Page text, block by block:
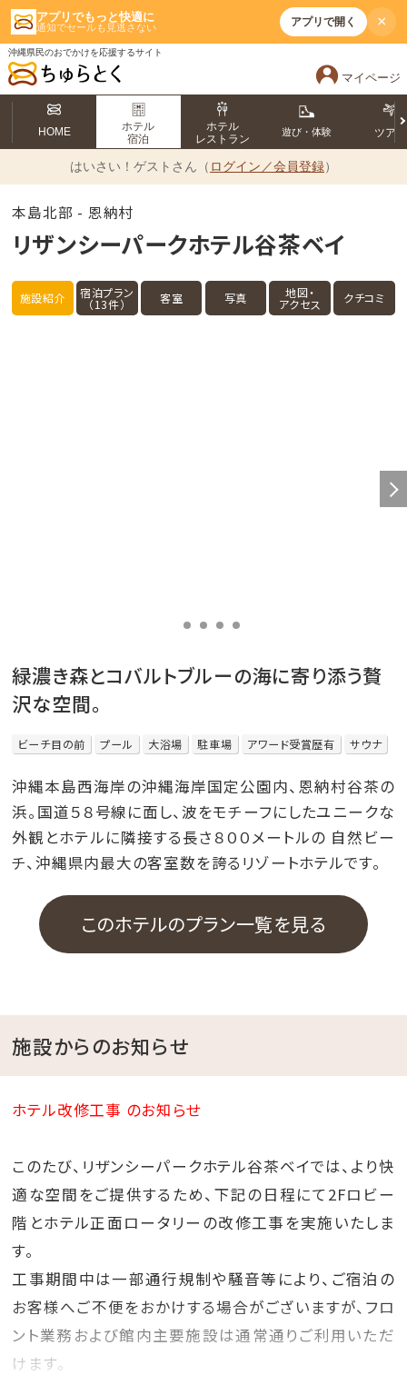
アプリでもっと快適に
通知でセールも見逃さない アプリで開く ×
沖縄県民のおでかけを応援するサイト
マイページ
HOME
ホテル
宿泊
ホテル
レストラン
遊び・体験 ツアー
はいさい！ ゲストさん（ ログイン／会員登録）
本島北部 - 恩納村
リザンシーパークホテル谷茶ベイ
施設紹介 宿泊プラン
（13件） 客室 写真 地図・
アクセス クチコミ
緑濃き森とコバルトブルーの海に寄り添う贅
沢な空間。
ビーチ目の前 プール 大浴場 駐車場 アワード受賞歴有 サウナ
沖縄本島西海岸の沖縄海岸国定公園内、恩納村谷茶の
浜。国道５８号線に面し、波をモチーフにしたユニークな
外観とホテルに隣接する長さ８００メートルの 自然ビー
チ、沖縄県内最大の客室数を誇るリゾートホテルです。
このホテルのプラン一覧を見る
施設からのお知らせ
ホテル改修工事 のお知らせ
このたび、リザンシーパークホテル谷茶ベイでは、より快
適な空間をご提供するため、下記の日程にて2Fロビー
階とホテル正面ロータリーの改修工事を実施いたしま
す。
工事期間中は一部通行規制や騒音等により、ご宿泊の
お客様へご不便をおかけする場合がございますが、フロ
ント業務および館内主要施設は通常通りご利用いただ
けます。